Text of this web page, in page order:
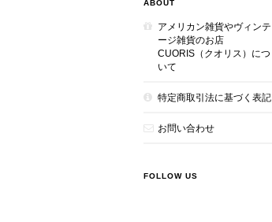
ABOUT
アメリカン雑貨やヴィンテ
ージ雑貨のお店
CUORIS（クオリス）につ
いて
特定商取引法に基づく表記
お問い合わせ
FOLLOW US